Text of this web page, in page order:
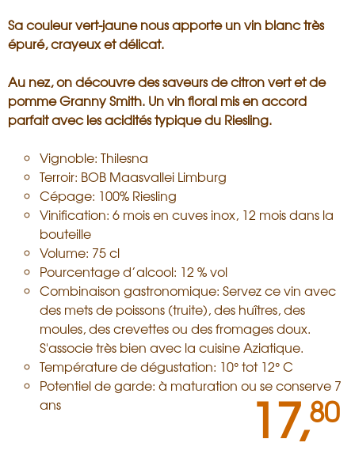
Sa couleur vert-jaune nous apporte un vin blanc très
épuré, crayeux et délicat.
Au nez, on découvre des saveurs de citron vert et de
pomme Granny Smith. Un vin floral mis en accord
parfait avec les acidités typique du Riesling.
Vignoble: Thilesna
Terroir: BOB Maasvallei Limburg
Cépage: 100% Riesling
Vinification: 6 mois en cuves inox, 12 mois dans la
bouteille
Volume: 75 cl
Pourcentage d’alcool: 12 % vol
Combinaison gastronomique: Servez ce vin avec
des mets de poissons (truite), des huîtres, des
moules, des crevettes ou des fromages doux.
S'associe très bien avec la cuisine Aziatique.
Température de dégustation: 10° tot 12° C
Potentiel de garde: à maturation ou se conserve 7
ans
17,80